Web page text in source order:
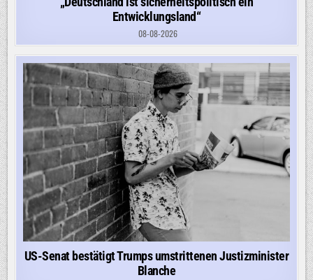
Entwicklungsland“
08-08-2026
US-Senat bestätigt Trumps umstrittenen Justizminister
Blanche